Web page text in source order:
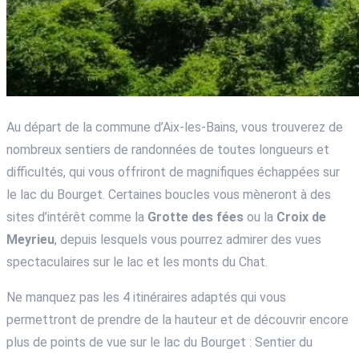
Au départ de la commune d’Aix-les-Bains, vous trouverez de
nombreux sentiers de randonnées de toutes longueurs et
difficultés, qui vous offriront de magnifiques échappées sur
le lac du Bourget. Certaines boucles vous mèneront à des
sites d’intérêt comme la Grotte des fées ou la Croix de
Meyrieu, depuis lesquels vous pourrez admirer des vues
spectaculaires sur le lac et les monts du Chat.
Ne manquez pas les 4 itinéraires adaptés qui vous
permettront de prendre de la hauteur et de découvrir encore
plus de points de vue sur le lac du Bourget : Sentier du